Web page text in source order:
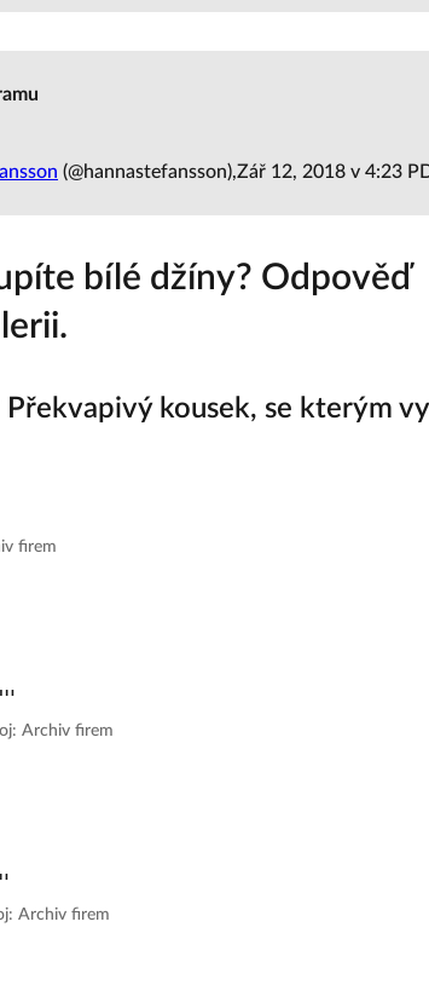
(@hannastefansson),Zář 12, 2018 v 4:23
bílé džíny? Odpověď
Překvapivý kousek, se kterým
firem
Archiv firem
Archiv firem